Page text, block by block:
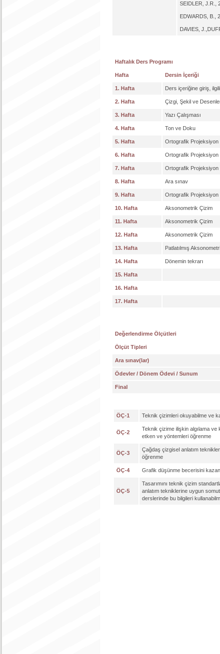
SEIDLER, J.R.,
EDWARDS, B.,
DAVIES,
Haftalık Ders Programı
Hafta Dersin İçeriği
1. Hafta Ders içeriğine giriş,
2. Hafta Çizgi, Şekil ve
3. Hafta Yazı Çalışması
4. Hafta Ton ve Doku
5. Hafta Ortografik
6. Hafta Ortografik
7. Hafta Ortografik
8. Hafta Ara sınav
9. Hafta Ortografik
10. Hafta Aksonometrik Çizim
11. Hafta Aksonometrik Çizim
12. Hafta Aksonometrik Çizim
13. Hafta Patlatılmış
14. Hafta Dönemin tekrarı
15. Hafta
16. Hafta
17. Hafta
Değerlendirme Ölçütleri
Ölçüt Tipleri
Ara sınav(lar)
Ödevler / Dönem Ödevi / Sunum
Final
ÖÇ-1 Teknik çizimleri okuyabilme ve
ÖÇ-2
Teknik çizime ilişkin algılama ve
etken ve yöntemleri öğrenme
ÖÇ-3
Çağdaş çizgisel anlatım
öğrenme
ÖÇ-4 Grafik düşünme becerisini
ÖÇ-5
Tasarımını teknik çizim
anlatım tekniklerine uygun
derslerinde bu bilgileri